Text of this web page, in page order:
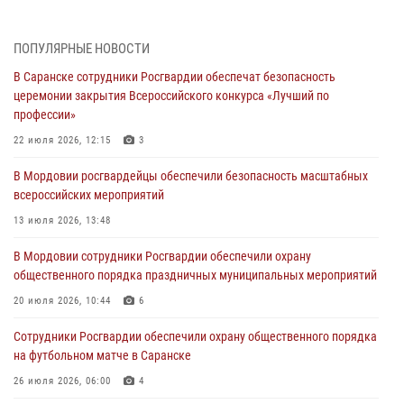
06 августа 2026, 07:03
В Саранске по обращению жителей правоохранители отреагировали
незамедлительно
05 августа 2026, 15:04
подозреваемого в причинении телесных повреждений супруге
05 августа 2026, 12:34
проведения масштабного праздника в Темникове
05 августа 2026, 09:04 4
разрешительной работы передал очередную партию вооружения в
зону СВО
04 августа 2026, 11:13
ПОПУЛЯРНЫЕ НОВОСТИ
В Саранске сотрудники Росгвардии обеспечат безопасность
церемонии закрытия Всероссийского конкурса «Лучший по
профессии»
22 июля 2026, 12:15 3
В Мордовии росгвардейцы обеспечили безопасность масштабных
всероссийских мероприятий
13 июля 2026, 13:48
В Мордовии сотрудники Росгвардии обеспечили охрану
общественного порядка праздничных муниципальных мероприятий
20 июля 2026, 10:44 6
Сотрудники Росгвардии обеспечили охрану общественного порядка
на футбольном матче в Саранске
26 июля 2026, 06:00 4